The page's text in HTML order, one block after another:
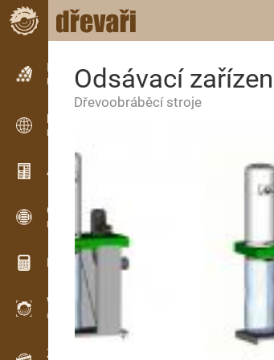
Inzerce
Řádková inzerce
Inzerce
Mezinárodní inzerce
Aktuality / Články
OPTI-TIMB
Pořezová schémata
Dřevařské kalkulačky
WoodProfi
Objem dřeva s AI
Záznamník
Odsávací
Dřevoobráběcí stroje